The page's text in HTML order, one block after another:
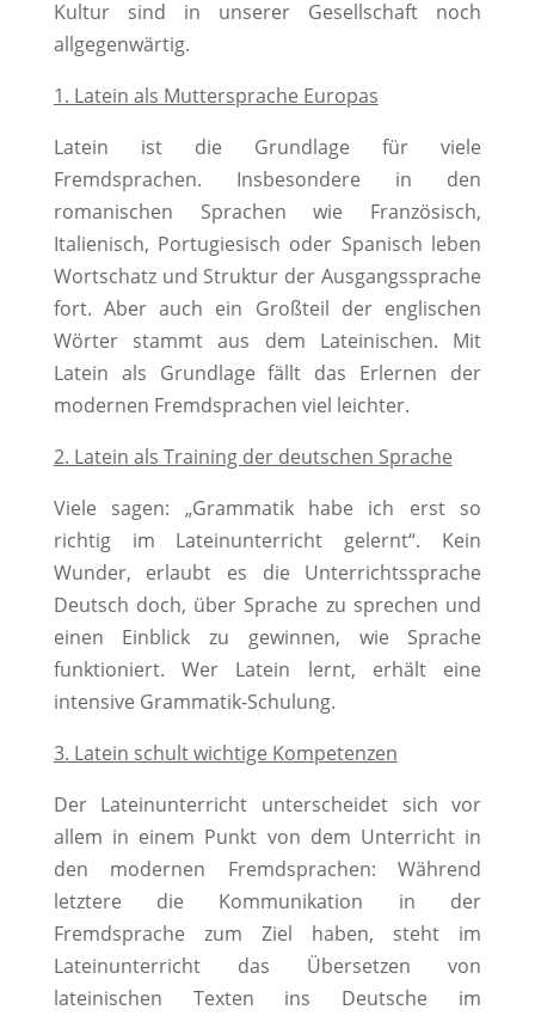
Kultur sind in unserer Gesellschaft noch
allgegenwärtig.
1. Latein als Muttersprache Europas
Latein ist die Grundlage für viele
Fremdsprachen. Insbesondere in den
romanischen Sprachen wie Französisch,
Italienisch, Portugiesisch oder Spanisch leben
Wortschatz und Struktur der Ausgangssprache
fort. Aber auch ein Großteil der englischen
Wörter stammt aus dem Lateinischen. Mit
Latein als Grundlage fällt das Erlernen der
modernen Fremdsprachen viel leichter.
2. Latein als Training der deutschen Sprache
Viele sagen: „Grammatik habe ich erst so
richtig im Lateinunterricht gelernt“. Kein
Wunder, erlaubt es die Unterrichtssprache
Deutsch doch, über Sprache zu sprechen und
einen Einblick zu gewinnen, wie Sprache
funktioniert. Wer Latein lernt, erhält eine
intensive Grammatik-Schulung.
3. Latein schult wichtige Kompetenzen
Der Lateinunterricht unterscheidet sich vor
allem in einem Punkt von dem Unterricht in
den modernen Fremdsprachen: Während
letztere die Kommunikation in der
Fremdsprache zum Ziel haben, steht im
Lateinunterricht das Übersetzen von
lateinischen Texten ins Deutsche im